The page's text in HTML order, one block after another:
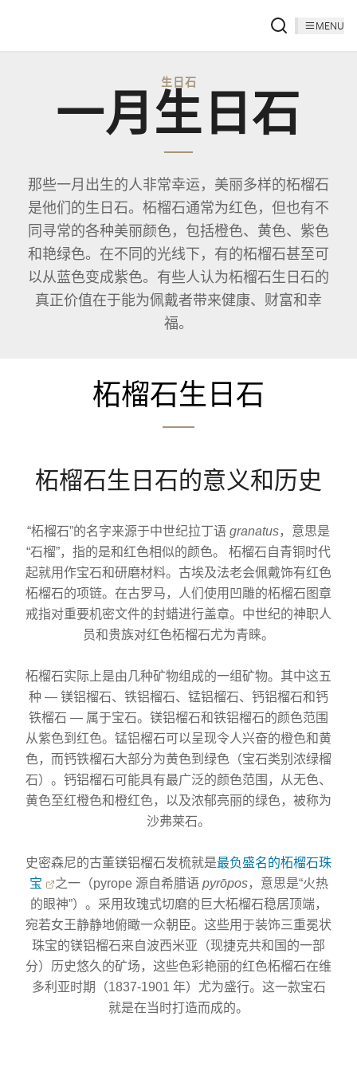
MENU
生日石
一月生日石
那些一月出生的人非常幸运，美丽多样的柘榴石
是他们的生日石。柘榴石通常为红色，但也有不
同寻常的各种美丽颜色，包括橙色、黄色、紫色
和艳绿色。在不同的光线下，有的柘榴石甚至可
以从蓝色变成紫色。有些人认为柘榴石生日石的
真正价值在于能为佩戴者带来健康、财富和幸
福。
柘榴石生日石
柘榴石生日石的意义和历史
“柘榴石”的名字来源于中世纪拉丁语 granatus，意思是
“石榴”，指的是和红色相似的颜色。 柘榴石自青铜时代
起就用作宝石和研磨材料。古埃及法老会佩戴饰有红色
柘榴石的项链。在古罗马，人们使用凹雕的柘榴石图章
戒指对重要机密文件的封蜡进行盖章。中世纪的神职人
员和贵族对红色柘榴石尤为青睐。
柘榴石实际上是由几种矿物组成的一组矿物。其中这五
种 — 镁铝榴石、铁铝榴石、锰铝榴石、钙铝榴石和钙
铁榴石 — 属于宝石。镁铝榴石和铁铝榴石的颜色范围
从紫色到红色。锰铝榴石可以呈现令人兴奋的橙色和黄
色，而钙铁榴石大部分为黄色到绿色（宝石类别浓绿榴
石）。钙铝榴石可能具有最广泛的颜色范围，从无色、
黄色至红橙色和橙红色，以及浓郁亮丽的绿色，被称为
沙弗莱石。
史密森尼的古董镁铝榴石发梳就是最负盛名的柘榴石珠
宝
之一（pyrope 源自希腊语 pyrōpos，意思是“火热
的眼神”）。采用玫瑰式切磨的巨大柘榴石稳居顶端，
宛若女王静静地俯瞰一众朝臣。这些用于装饰三重冕状
珠宝的镁铝榴石来自波西米亚（现捷克共和国的一部
分）历史悠久的矿场，这些色彩艳丽的红色柘榴石在维
多利亚时期（1837-1901 年）尤为盛行。这一款宝石
就是在当时打造而成的。